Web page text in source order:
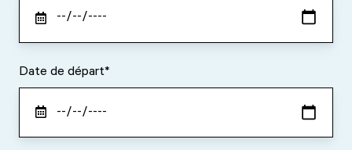
Date de départ*